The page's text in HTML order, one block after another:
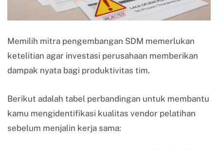
Memilih mitra pengembangan SDM memerlukan
ketelitian agar investasi perusahaan memberikan
dampak nyata bagi produktivitas tim.
Berikut adalah tabel perbandingan untuk membantu
kamu mengidentifikasi kualitas vendor pelatihan
sebelum menjalin kerja sama: